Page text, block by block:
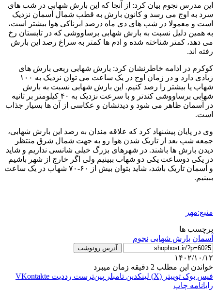
این مدرس نجوم بیان کرد: از آنجا که این بارش شهابی در شب های
سرد به اوج می رسد و کانون بارش به قطب شمال آسمان نزدیک
است و معمولا در شب های دی ماه درصد ابرناکی هوا بیشتر است،
به همین دلیل نسبت به بارش شهابی برساووشی که در تابستان رخ
می دهد، کمتر شناخته شده و ادم ها کمتر به سراغ رصد این بارش
رفته اند.
کوکرم در ادامه خاطرنشان کرد: بارش شهابی ربعی بارش های
زیادی دارد و در زمان اوج در یک ساعت می توان نزدیک به ۱۰۰
شهاب یا بیشتر را رصد کنیم. این بارش شهابی نسبت به بارش
شهابی برساووشی کندتر و با سرعت نزدیک به ۴۰ کیلومتر بر ثانیه
در آسمان ظاهر می شود و دیدنشان و عکاسی از آن ها بسیار جذاب
است.
وی در پایان پیشنهاد کرد که علاقه مندان به رصد این بارش شهابی،
جمعه شب بعد از تاریک شدن هوا رو به جهت شمال شرق منتظر
دیدن بارش ها باشند. در شهرهای بزرگ خیلی شانسی نداریم و شاید
در یکی دوساعت یکی دو شهاب ببینیم ولی اگر خارج از شهر باشیم
و آسمان تاریک باشد، شاید بتوان بیش از ۶۰-۷۰ شهاب در یک ساعت
ببینیم.
منبع:مهر
برچسب ها
آسمان بارش شهابی نجوم
آدرس رونوشت
۱۴۰۲/۱۰/۱۲
خواندن این مطلب 2 دقیقه زمان میبرد
فیس بوک توییتر (X) لینکدین ‫تامبلر ‫پین‌ترست ‫رددیت ‫VKontakte
رایانامه چاپ